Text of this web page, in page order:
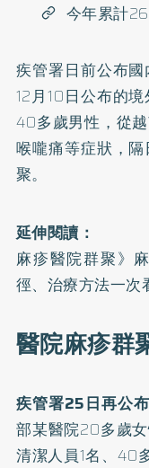
今年累計
疾管署日前公布
12月10日公布的
40多歲男性，從
喉嚨痛等症狀，
聚。
延伸閱讀：
麻疹醫院群聚》
徑、治療方法一次
醫院麻疹群
疾管署25日再公
部某醫院20多歲
清潔人員1名、40